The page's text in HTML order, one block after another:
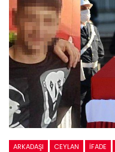
ARKADAŞI CEYLAN İFADE